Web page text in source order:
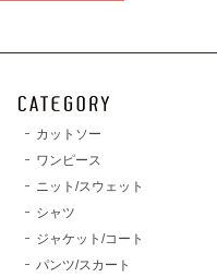
カットソー
ワンピース
ニット/スウェット
シャツ
ジャケット/コート
パンツ/スカート